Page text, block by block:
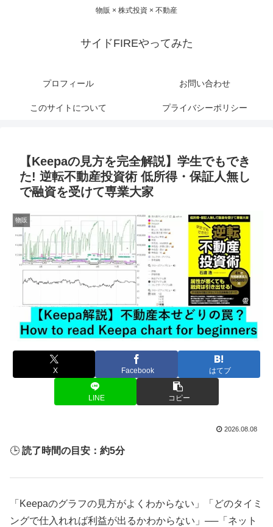
物販 × 株式投資 × 不動産
サイドFIREやってみた
プロフィール お問い合わせ
このサイトについて プライバシーポリシー
【Keepaの見方を完全解説】学生でもでき
た! 逆転不動産投資術 低所得・保証人無し
で融資を受けて専業大家
物販
X Facebook はてブ
LINE コピー
2026.08.08
🕒 読了時間の目安：約5分
「Keepaのグラフの見方がよくわからない」「どのタイミ
ングで仕入れれば利益が出るかわからない」──「ネット